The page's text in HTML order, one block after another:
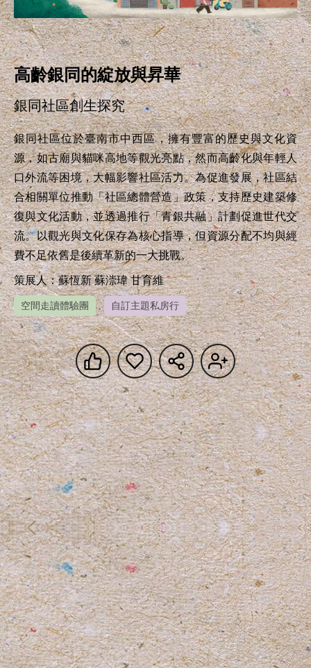
高齡銀同的綻放與昇華
銀同社區創生探究
銀同社區位於臺南市中西區，擁有豐富的歷史與文化資
源，如古廟與貓咪高地等觀光亮點，然而高齡化與年輕人
口外流等困境，大幅影響社區活力。為促進發展，社區結
合相關單位推動「社區總體營造」政策，支持歷史建築修
復與文化活動，並透過推行「青銀共融」計劃促進世代交
流。以觀光與文化保存為核心指導，但資源分配不均與經
費不足依舊是後續革新的一大挑戰。
策展人：蘇恆新 蘇漴瑋 甘育維
空間走讀體驗團 自訂主題私房行